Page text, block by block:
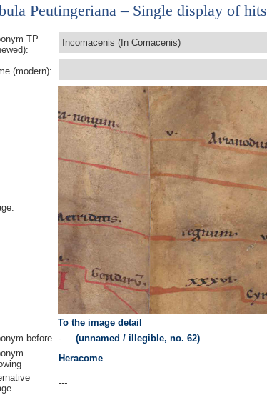
Peutingeriana – Single display of hits
TP
Incomacenis (In Comacenis)
(modern):
To the image detail
before - (unnamed / illegible, no. 62)
Heracome
---